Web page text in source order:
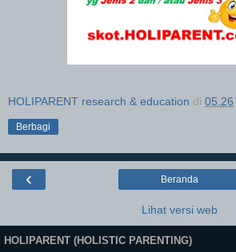
HOLIPARENT research & education di 05.26
Berbagi
‹ Beranda
Lihat versi web
HOLIPARENT (HOLISTIC PARENTING)